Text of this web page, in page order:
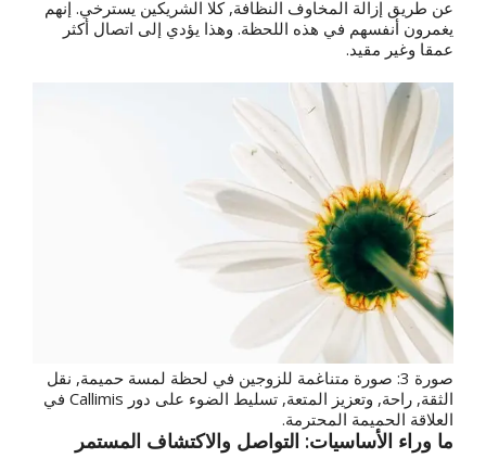
عن طريق إزالة المخاوف النظافة, كلا الشريكين يسترخي. إنهم
يغمرون أنفسهم في هذه اللحظة. وهذا يؤدي إلى اتصال أكثر
عمقا وغير مقيد.
صورة 3: صورة متناغمة للزوجين في لحظة لمسة حميمة, نقل
الثقة, راحة, وتعزيز المتعة, تسليط الضوء على دور Callimis في
العلاقة الحميمة المحترمة.
ما وراء الأساسيات: التواصل والاكتشاف المستمر